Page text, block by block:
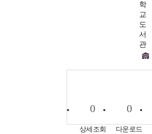
학
교
도
서
관
0
상세조회
0
다운로드